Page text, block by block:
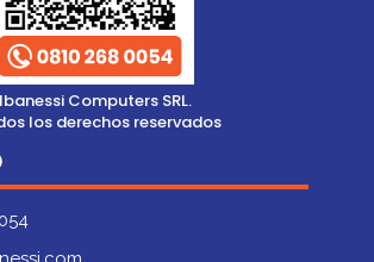
Computers SRL.
los derechos reservados